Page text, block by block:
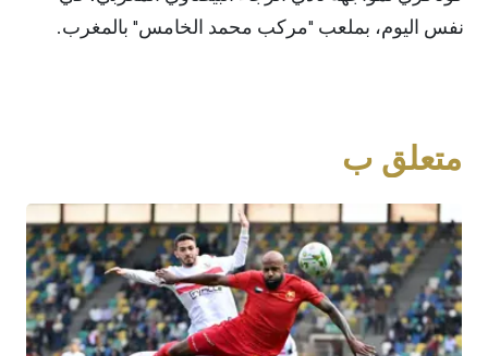
نفس اليوم، بملعب "مركب محمد الخامس" بالمغرب.
متعلق ب